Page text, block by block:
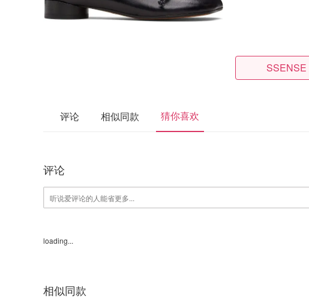
SSENSE
评论 相似同款 猜你喜欢
评论
loading...
相似同款